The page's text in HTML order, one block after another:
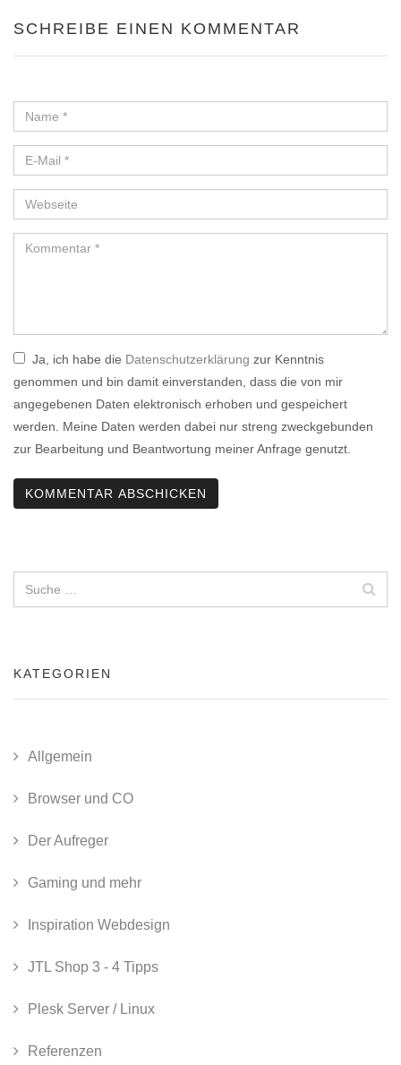
SCHREIBE EINEN KOMMENTAR
Ja, ich habe die Datenschutzerklärung zur Kenntnis
genommen und bin damit einverstanden, dass die von mir
angegebenen Daten elektronisch erhoben und gespeichert
werden. Meine Daten werden dabei nur streng zweckgebunden
zur Bearbeitung und Beantwortung meiner Anfrage genutzt.
KATEGORIEN
Allgemein
Browser und CO
Der Aufreger
Gaming und mehr
Inspiration Webdesign
JTL Shop 3 - 4 Tipps
Plesk Server / Linux
Referenzen